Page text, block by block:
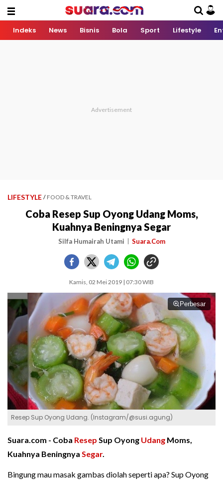
Indeks News Bisnis Bola Sport Lifestyle
LIFESTYLE / FOOD & TRAVEL
Coba Resep Sup Oyong Udang Moms,
Kuahnya Beningnya Segar
Silfa Humairah Utami Suara.Com
Kamis, 02 Mei 2019 | 07:30 WIB
Perbesar
Resep Sup Oyong Udang. (Instagram/@susi.agung)
Suara.com - Coba Resep Sup Oyong Udang Moms,
Kuahnya Beningnya Segar.
Bingung mau masak gambas diolah seperti apa? Sup Oyong